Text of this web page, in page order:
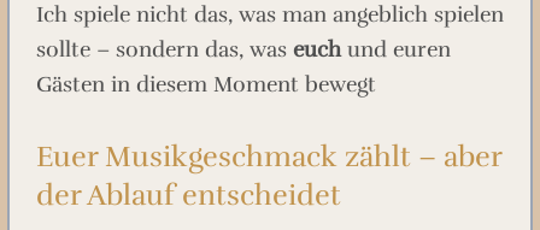
Ich spiele nicht das, was man angeblich spielen
sollte – sondern das, was euchund euren
Gästen in diesem Moment bewegt
Euer Musikgeschmack zählt – aber
der Ablauf entscheidet